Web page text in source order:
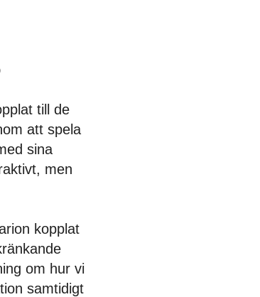
till de
att spela
sina
men
kopplat
om hur vi
samtidigt